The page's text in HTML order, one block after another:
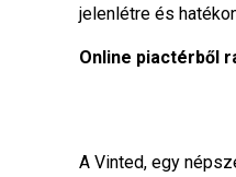
jelenlétre és
Online piactérből
A Vinted, egy